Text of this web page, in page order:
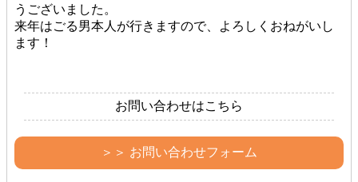
うございました。
来年はごる男本人が行きますので、よろしくおねがいし
ます！
お問い合わせはこちら
＞＞ お問い合わせフォーム